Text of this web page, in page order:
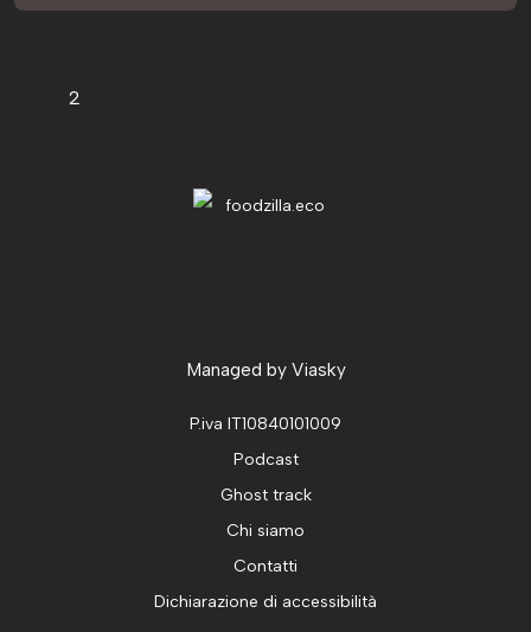
2
Managed by Viasky
P.iva IT10840101009
Podcast
Ghost track
Chi siamo
Contatti
Dichiarazione di accessibilità